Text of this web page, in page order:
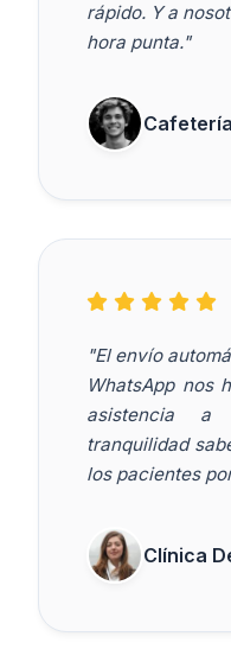
rápido. Y a
hora punta."
Cafetería
"El envío
WhatsApp nos
asistencia
tranquilidad
los pacientes
Clínica